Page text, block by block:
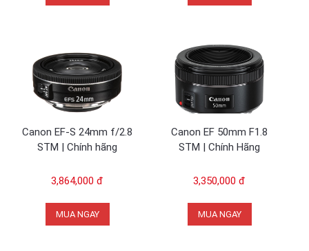
Canon EF-S 24mm f/2.8
STM | Chính hãng
3,864,000 đ
MUA NGAY
Canon EF 50mm F1.8
STM | Chính Hãng
3,350,000 đ
MUA NGAY